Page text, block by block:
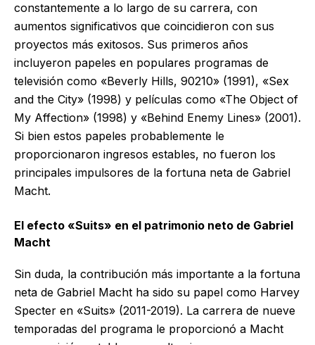
constantemente a lo largo de su carrera, con
aumentos significativos que coincidieron con sus
proyectos más exitosos. Sus primeros años
incluyeron papeles en populares programas de
televisión como «Beverly Hills, 90210» (1991), «Sex
and the City» (1998) y películas como «The Object of
My Affection» (1998) y «Behind Enemy Lines» (2001).
Si bien estos papeles probablemente le
proporcionaron ingresos estables, no fueron los
principales impulsores de la fortuna neta de Gabriel
Macht.
El efecto «Suits» en el patrimonio neto de Gabriel
Macht
Sin duda, la contribución más importante a la fortuna
neta de Gabriel Macht ha sido su papel como Harvey
Specter en «Suits» (2011-2019). La carrera de nueve
temporadas del programa le proporcionó a Macht